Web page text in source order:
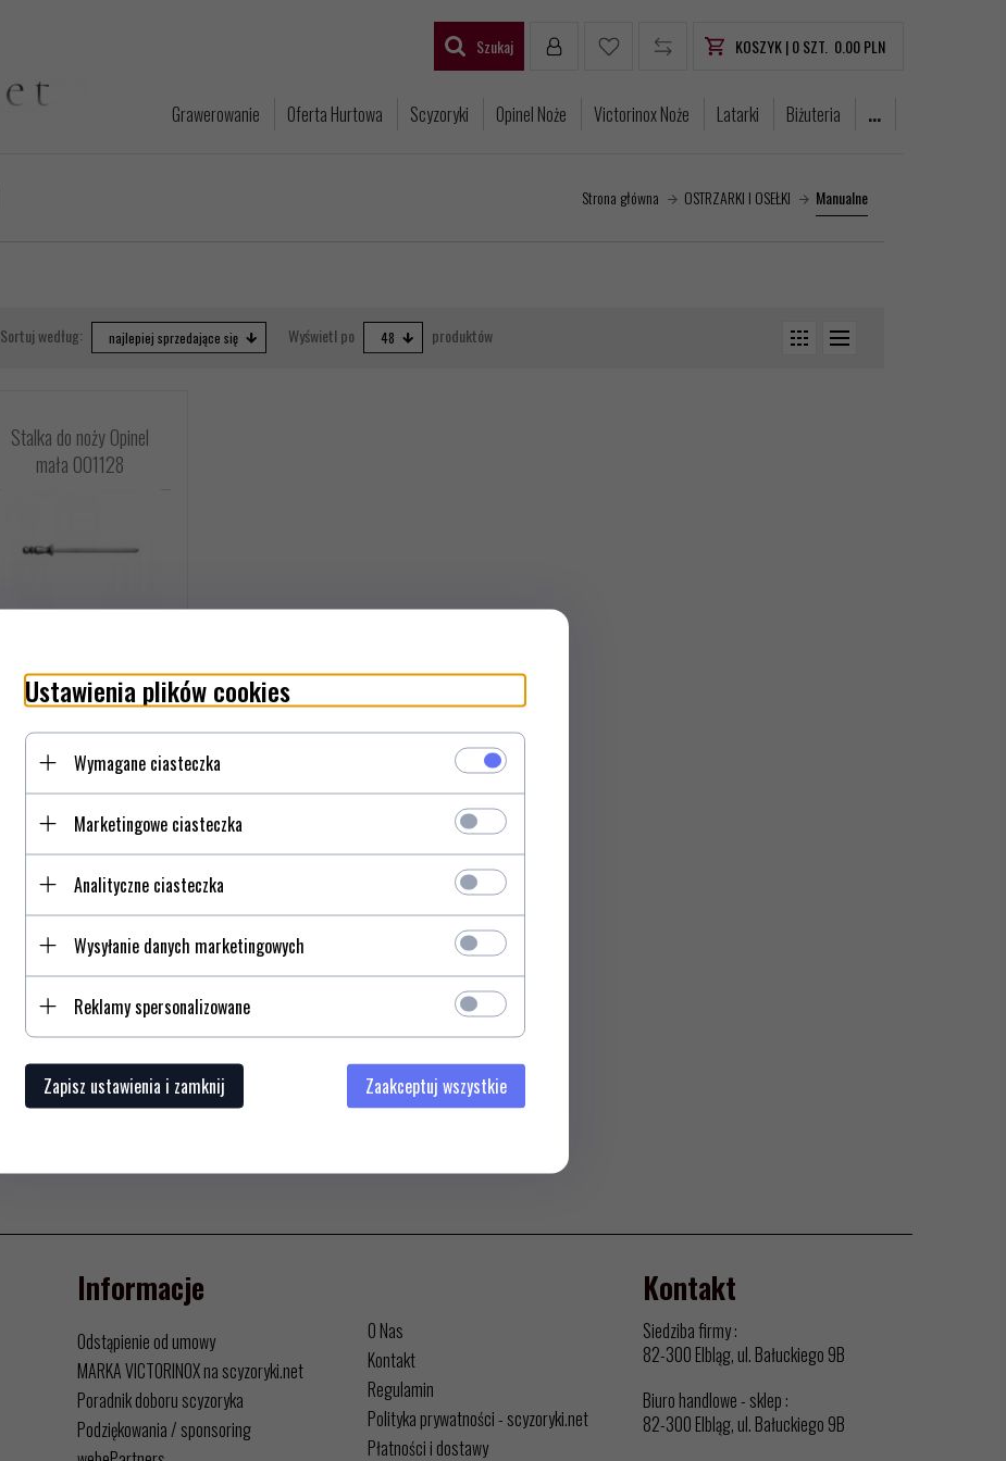
Szukaj KOSZYK |0SZT. 0.00PLN
Grawerowanie Oferta Hurtowa Scyzoryki Opinel Noże Victorinox Noże Latarki Biżuteria ...
Strona główna OSTRZARKI I OSEŁKI Manualne
Sortuj według: najlepiej sprzedające się Wyświetl po 48 produktów
Stalka do noży Opinel
mała 001128
24,99PLN*
Dodaj do
przechowalni
KUP TERAZ!
ZOBACZ
PRODUKT
Informacje
Odstąpienie od umowy
MARKA VICTORINOX na scyzoryki.net
Poradnik doboru scyzoryka
Podziękowania / sponsoring
O Nas
Kontakt
Regulamin
Polityka prywatności - scyzoryki.net
Płatności i dostawy
Kontakt
Siedziba firmy :
82-300 Elbląg, ul. Bałuckiego 9B
Biuro handlowe - sklep :
82-300 Elbląg, ul. Bałuckiego 9B
Ustawienia plików cookies
Wymagane ciasteczka
Marketingowe ciasteczka
Analityczne ciasteczka
Wysyłanie danych marketingowych
Reklamy spersonalizowane
Zapisz ustawienia i zamknij Zaakceptuj wszystkie